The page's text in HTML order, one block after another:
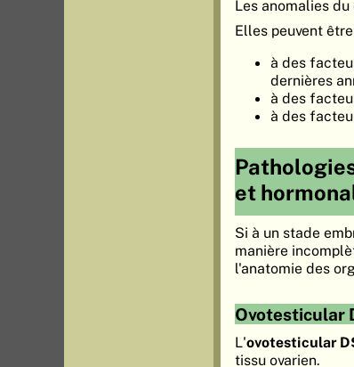
Les anomalies
Elles peuvent
à des
dernières
à des
à des
et
Si à un stade
manière
l'anatomie des
Ovotesticular
L'ovotesticular
tissu ovarien.